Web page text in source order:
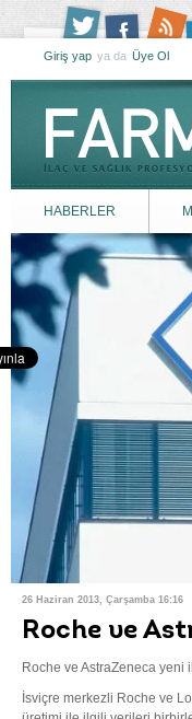
Giriş yap ya da Üye Ol
HABERLER
26 Haziran 2013, Çarşamba 16:16
Roche ve
Roche ve AstraZeneca yeni
İsviçre merkezli Roche ve